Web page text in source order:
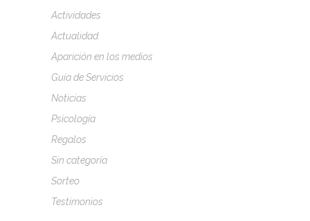
Actividades
Actualidad
Aparición en los medios
Guía de Servicios
Noticias
Psicología
Regalos
Sin categoría
Sorteo
Testimonios